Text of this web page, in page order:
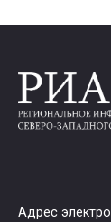
Адрес